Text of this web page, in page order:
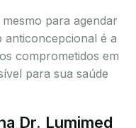
para agendar
anticoncepcional é a
comprometidos em
para sua saúde
Dr. Lumimed